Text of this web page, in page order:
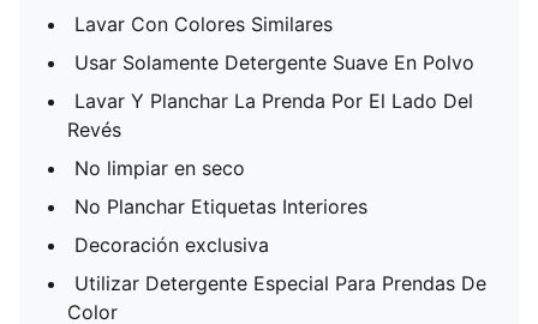
Lavar Con Colores Similares
Usar Solamente Detergente Suave En Polvo
Lavar Y Planchar La Prenda Por El Lado Del
Revés
No limpiar en seco
No Planchar Etiquetas Interiores
Decoración exclusiva
Utilizar Detergente Especial Para Prendas De
Color